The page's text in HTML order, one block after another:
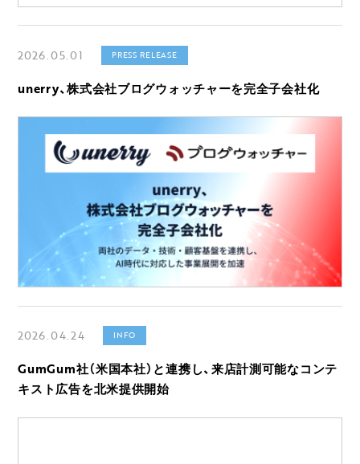
2026.05.01 PRESS RELEASE
unerry、株式会社ブログウォッチャーを完全子会社化
2026.04.24 INFO
GumGum社（米国本社）と連携し、来店計測可能なコンテ
キスト広告を北米提供開始